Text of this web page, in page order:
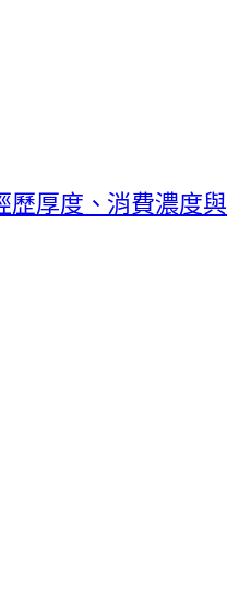
歷厚度、消費濃度